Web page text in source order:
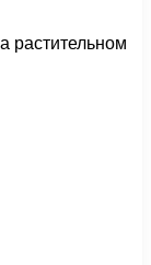
растительном